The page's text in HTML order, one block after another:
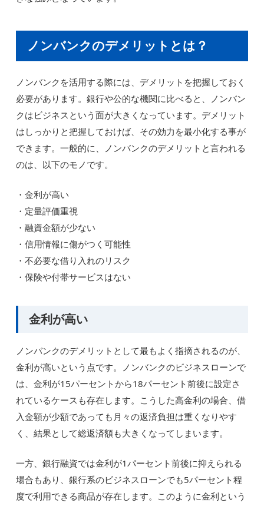
ノンバンクのデメリットとは？
ノンバンクを活用する際には、デメリットを把握しておく
必要があります。銀行や公的な機関に比べると、ノンバン
クはビジネスという面が大きくなっています。デメリット
はしっかりと把握しておけば、その効力を最小化する事が
できます。一般的に、ノンバンクのデメリットと言われる
のは、以下のモノです。
・金利が高い
・定量評価重視
・融資金額が少ない
・信用情報に傷がつく可能性
・不必要な借り入れのリスク
・保険や付帯サービスはない
金利が高い
ノンバンクのデメリットとして最もよく指摘されるのが、
金利が高いという点です。ノンバンクのビジネスローンで
は、金利が15パーセントから18パーセント前後に設定さ
れているケースも存在します。こうした高金利の場合、借
入金額が少額であっても月々の返済負担は重くなりやす
く、結果として総返済額も大きくなってしまいます。
一方、銀行融資では金利が1パーセント前後に抑えられる
場合もあり、銀行系のビジネスローンでも5パーセント程
度で利用できる商品が存在します。このように金利という